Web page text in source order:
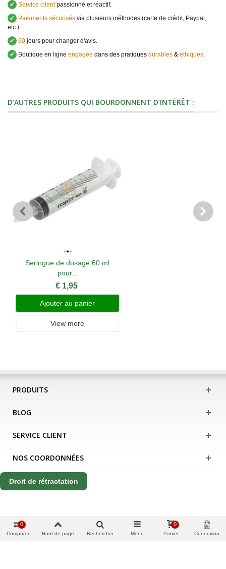
✔ Service clientpassionné et réactif.
✔
Paiements sécurisés via plusieurs méthodes (carte de crédit, Paypal,
etc.).
✔ 60 jours pour changer d'avis.
✔
Boutique en ligne engagée dans des pratiques durables & éthiques
D’AUTRES PRODUITS QUI BOURDONNENT D’INTÉRÊT :
Seringue de dosage 60 ml
pour...
€ 1,95
Ajouter au panier
View more
PRODUITS
BLOG
SERVICE CLIENT
NOS COORDONNÉES
Droit de rétractation
Comparer
0
Haut de page Rechercher Menu Panier
0
Connexion